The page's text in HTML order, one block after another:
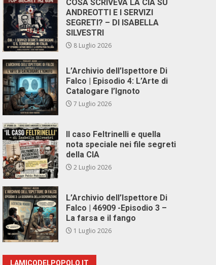
COSA SCRIVEVA LA CIA SU
ANDREOTTI E I SERVIZI
SEGRETI? – DI ISABELLA
SILVESTRI
8 Luglio 2026
L’Archivio dell’Ispettore Di
Falco | Episodio 4: L’Arte di
Catalogare l’Ignoto
7 Luglio 2026
Il caso Feltrinelli e quella
nota speciale nei file segreti
della CIA
2 Luglio 2026
L’Archivio dell’Ispettore Di
Falco | 46909 -Episodio 3 –
La farsa e il fango
1 Luglio 2026
LAMICODELPOPOLO.IT